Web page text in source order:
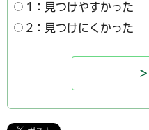
1：見つけやすかった
2：見つけにくかった